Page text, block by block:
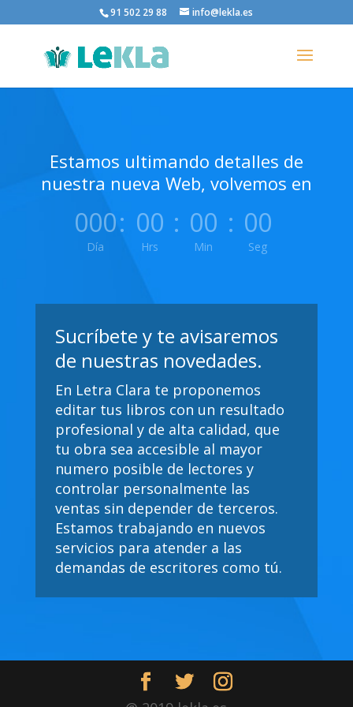
91 502 29 88 info@lekla.es
Estamos ultimando detalles de
nuestra nueva Web, volvemos en
000
Día
: 00
Hrs
: 00
Min
: 00
Seg
Sucríbete y te avisaremos
de nuestras novedades.
En Letra Clara te proponemos
editar tus libros con un resultado
profesional y de alta calidad, que
tu obra sea accesible al mayor
numero posible de lectores y
controlar personalmente las
ventas sin depender de terceros.
Estamos trabajando en nuevos
servicios para atender a las
demandas de escritores como tú.